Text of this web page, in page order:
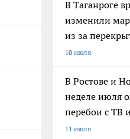
В Таганроге
изменили
из за
10 июля
В Ростове и
неделе июля
перебои с ТВ
11 июля